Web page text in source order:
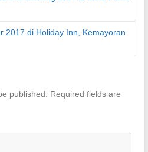
2017 di Holiday Inn, Kemayoran
published.
Required fields are